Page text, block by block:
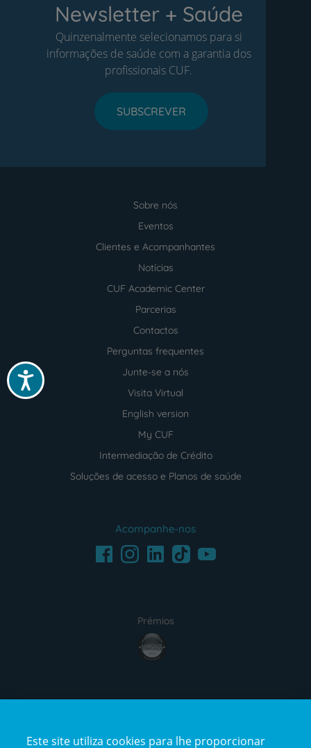
Acessibilidade
Newsletter + Saúde
Quinzenalmente selecionamos para si
informações de saúde com a garantia dos
profissionais CUF.
SUBSCREVER
Sobre nós
Eventos
Clientes e Acompanhantes
Notícias
CUF Academic Center
Parcerias
Contactos
Perguntas frequentes
Junte-se a nós
Visita Virtual
English version
My CUF
Intermediação de Crédito
Soluções de acesso e Planos de saúde
Acompanhe-nos
FacebookInstagramLinkedInTikTokYoutube
Prémios
award4
certification2certification3
Este site utiliza cookies para lhe proporcionar